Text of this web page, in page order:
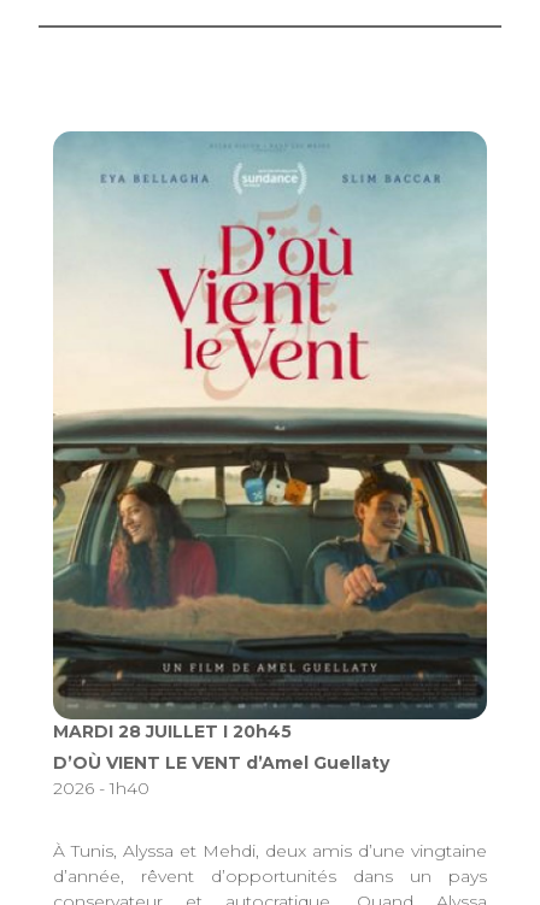
MARDI 28 JUILLET I 20h45
D’OÙ VIENT LE VENT d’Amel Guellaty
2026 - 1h40
À Tunis, Alyssa et Mehdi, deux amis d’une vingtaine
d’année, rêvent d’opportunités dans un pays